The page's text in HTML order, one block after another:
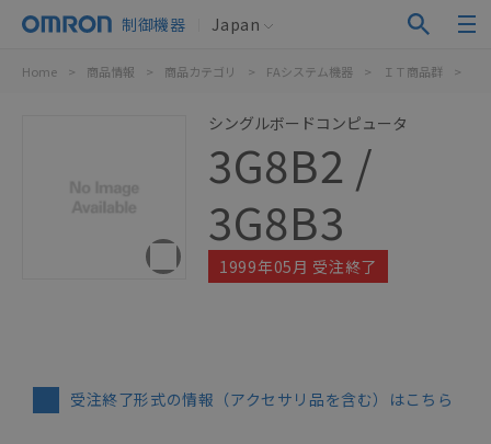
制御機器 Japan
Home > 商品情報 > 商品カテゴリ > FAシステム機器 > ＩＴ商品群 >
シングルボードコンピュータ
3G8B2 /
3G8B3
1999年05月 受注終了
受注終了形式の情報（アクセサリ品を含む）はこちら